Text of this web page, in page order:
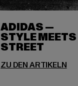
ADIDAS —
STYLE MEETS